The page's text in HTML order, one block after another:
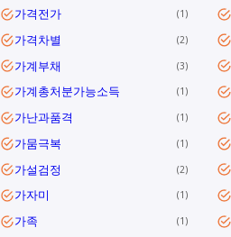
가격전가 1
가격차별 2
가계부채 3
가계총처분가능소득 1
가난과품격 1
가뭄극복 1
가설검정 2
가자미 1
가족 1